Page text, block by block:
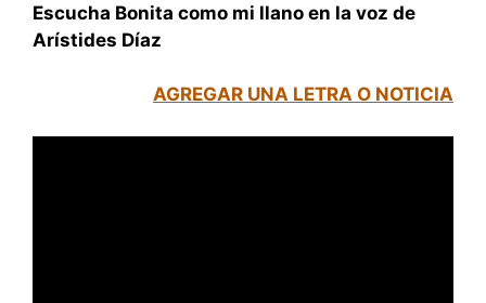
Escucha Bonita como mi llano en la voz de
Arístides Díaz
AGREGAR UNA LETRA O NOTICIA